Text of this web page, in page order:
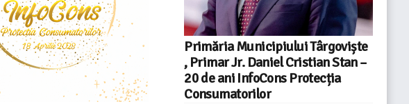
Primăria Municipiului Târgoviște
, Primar Jr. Daniel Cristian Stan –
20 de ani InfoCons Protecția
Consumatorilor